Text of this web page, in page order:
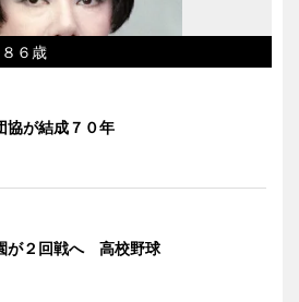
６歳
協が結成７０年
が２回戦へ 高校野球